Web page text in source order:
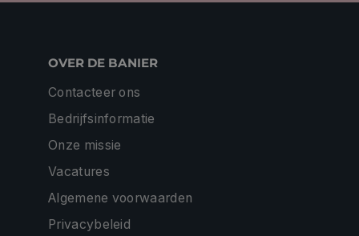
OVER DE BANIER
Contacteer ons
Bedrijfsinformatie
Onze missie
Vacatures
Algemene voorwaarden
Privacybeleid